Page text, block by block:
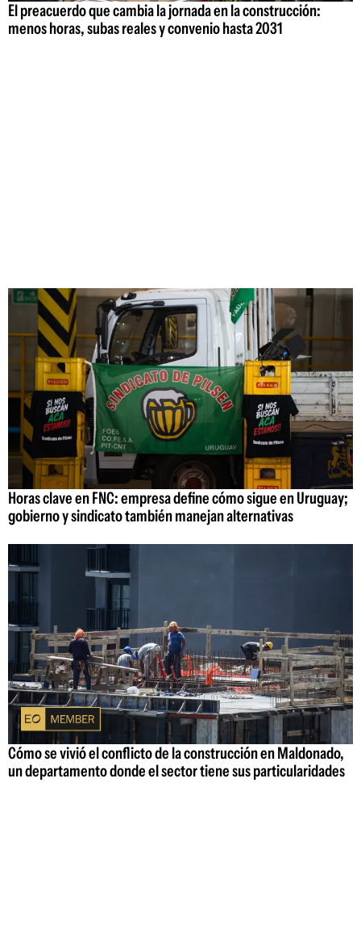
El preacuerdo que cambia la jornada en la construcción:
menos horas, subas reales y convenio hasta 2031
Horas clave en FNC: empresa define cómo sigue en Uruguay;
gobierno y sindicato también manejan alternativas
Cómo se vivió el conflicto de la construcción en Maldonado,
un departamento donde el sector tiene sus particularidades